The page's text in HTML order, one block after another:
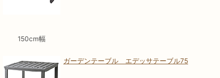
150cm幅
ガーデンテーブル エデッサテーブル75